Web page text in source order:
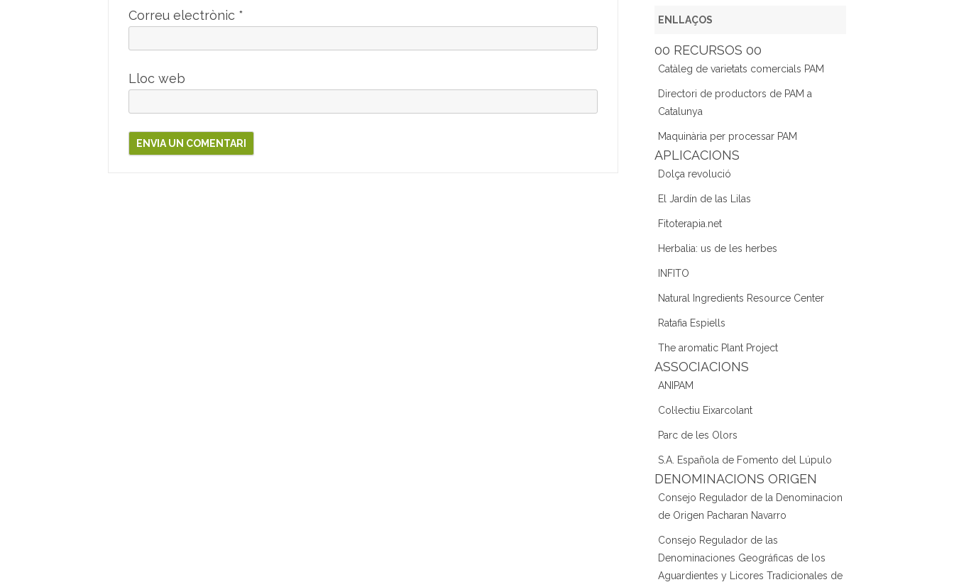
Correu electrònic *
Lloc web
c
e
b
o
o
k
itt
er gr
a
m
dI
n
ENLLAÇOS
00 RECURSOS 00
Catàleg de varietats comercials PAM
Directori de productors de PAM a
Catalunya
Maquinària per processar PAM
APLICACIONS
Dolça revolució
El Jardín de las Lilas
Fitoterapia.net
Herbalia: us de les herbes
INFITO
Natural Ingredients Resource Center
Ratafia Espiells
The aromatic Plant Project
ASSOCIACIONS
ANIPAM
Col·lectiu Eixarcolant
Parc de les Olors
S.A. Española de Fomento del Lúpulo
DENOMINACIONS ORIGEN
Consejo Regulador de la Denominacion
de Origen Pacharan Navarro
Consejo Regulador de las
Denominaciones Geográficas de los
Aguardientes y Licores Tradicionales de